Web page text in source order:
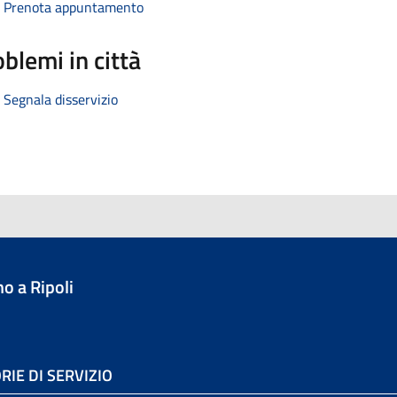
Prenota appuntamento
in città
Segnala disservizio
a Ripoli
DI SERVIZIO